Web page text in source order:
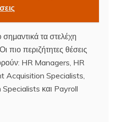
σημαντικά τα στελέχη
πιο περιζήτητες θέσεις
HR Managers, HR
Acquisition Specialists,
και Payroll